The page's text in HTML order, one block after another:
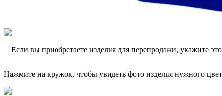
Если вы приобретаете изделия для перепродажи, укажите
Нажмите на кружок, чтобы увидеть фото изделия нужного